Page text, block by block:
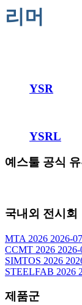
리머
YSR
YSRL
예스툴 공식
국내외 전시회
MTA 2026 2026-
CCMT 2026 2026-
SIMTOS 2026
STEELFAB 2026
제품군